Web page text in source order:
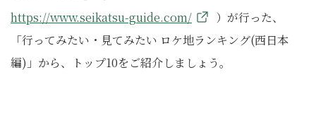
https://www.seikatsu-guide.com/
）が行った、
「行ってみたい・見てみたい ロケ地ランキング(西日本
編)」から、トップ10をご紹介しましょう。